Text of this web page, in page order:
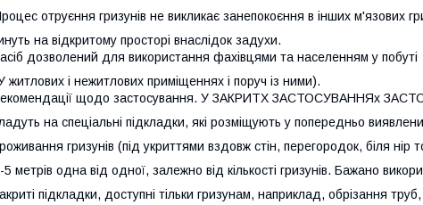
отруєння гризунів не викликає занепокоєння в інших м'язових
на відкритому просторі внаслідок задухи.
дозволений для використання фахівцями та населенням у побуті
житлових і нежитлових приміщеннях і поруч із ними).
щодо застосування. У ЗАКРИТХ ЗАСТОСУВАННЯх
на спеціальні підкладки, які розміщують у попередньо
гризунів (під укриттями вздовж стін, перегородок, біля нір
5 метрів одна від одної, залежно від кількості гризунів. Бажано
підкладки, доступні тільки гризунам, наприклад, обрізання